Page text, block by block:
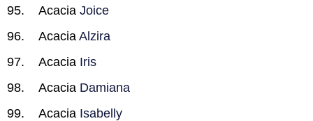
Acacia Joice
Acacia Alzira
Acacia Iris
Acacia Damiana
Acacia Isabelly